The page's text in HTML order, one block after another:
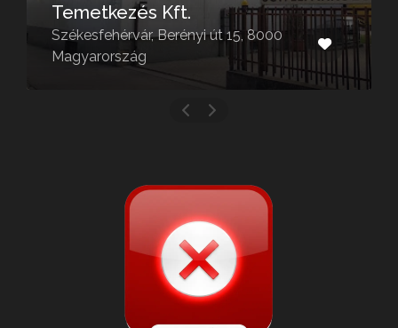
Temetkezés Kft.
Székesfehérvár, Berényi út 15, 8000
Magyarország